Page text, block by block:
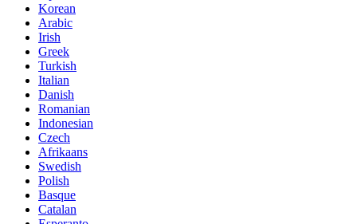
Korean
Arabic
Irish
Greek
Turkish
Italian
Danish
Romanian
Indonesian
Czech
Afrikaans
Swedish
Polish
Basque
Catalan